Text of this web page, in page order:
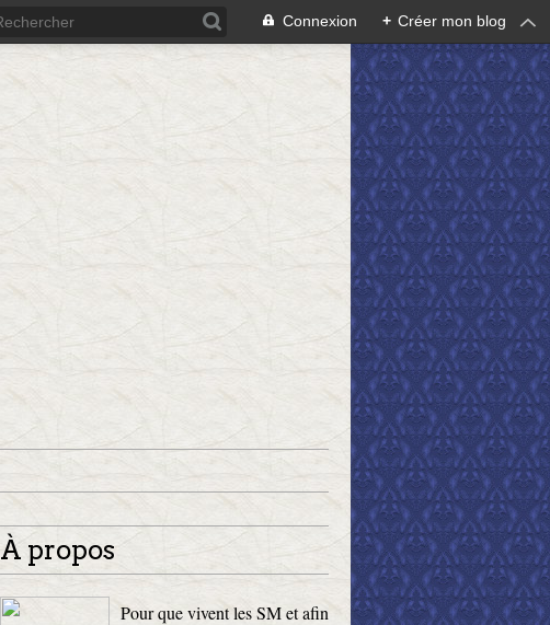
Connexion + Créer mon blog
À propos
Pour que vivent les SM et afin